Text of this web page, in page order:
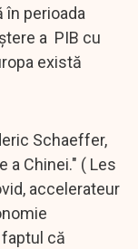
în perioada
a PIB cu
există
Schaeffer,
a Chinei." ( Les
accelerateur
că